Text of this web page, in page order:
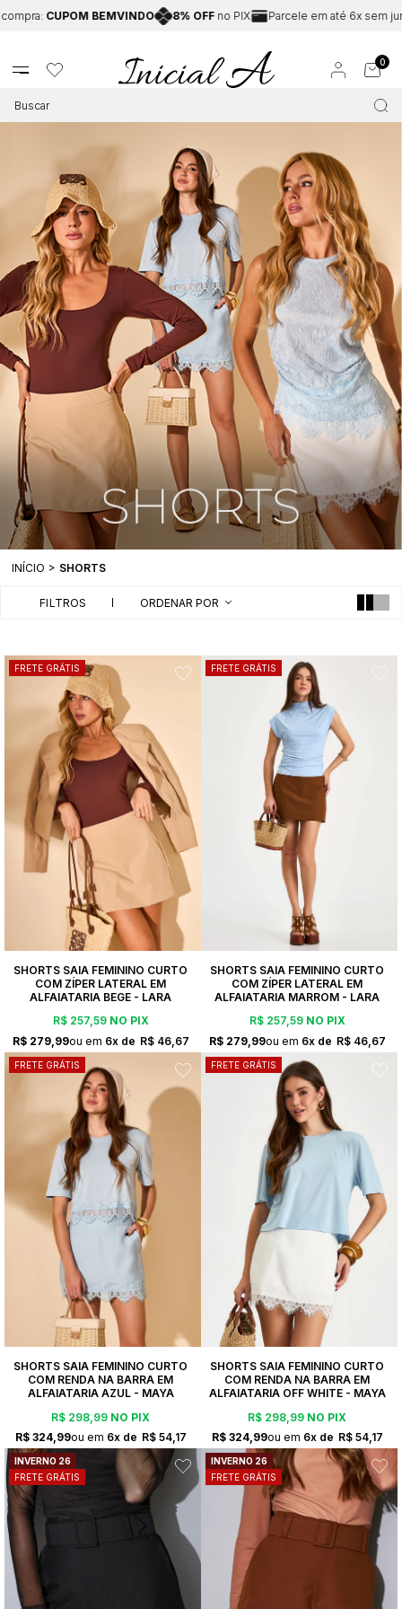
BEMVINDO 8% OFFno PIX Parcele em até 6x sem juros
0
SHORTS
INÍCIO SHORTS
FILTROS ORDENAR POR
FRETE GRÁTIS
SHORTS SAIA FEMININO CURTO
COM ZÍPER LATERAL EM
ALFAIATARIA BEGE - LARA
R$ 257,59NO PIX
R$ 279,99
6x R$ 46,67
FRETE GRÁTIS
SHORTS SAIA FEMININO CURTO
COM ZÍPER LATERAL EM
ALFAIATARIA MARROM - LARA
R$ 257,59NO PIX
R$ 279,99
6x R$ 46,67
FRETE GRÁTIS
SHORTS SAIA FEMININO CURTO
COM RENDA NA BARRA EM
ALFAIATARIA AZUL - MAYA
R$ 298,99 NO PIX
R$ 324,99
6x R$ 54,17
FRETE GRÁTIS
SHORTS SAIA FEMININO CURTO
COM RENDA NA BARRA EM
ALFAIATARIA OFF WHITE - MAYA
R$ 298,99 NO PIX
R$ 324,99
6x R$ 54,17
INVERNO 26
FRETE GRÁTIS
INVERNO 26
FRETE GRÁTIS